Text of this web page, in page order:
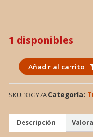
1 disponibles
TUBO
VACIO
33GY7A,
cantidad
Añadir al carrito
SKU: 33GY7A Categoría:
Descripción